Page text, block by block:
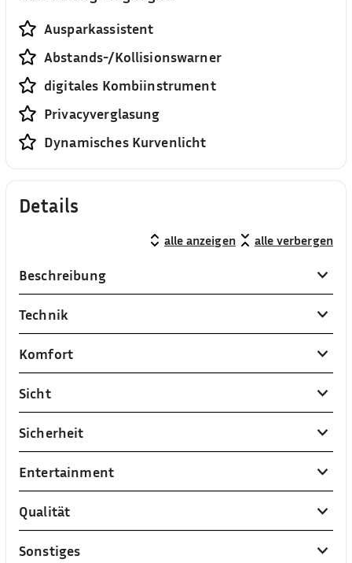
Ausparkassistent
Abstands-/Kollisionswarner
digitales Kombiinstrument
Privacyverglasung
Dynamisches Kurvenlicht
Details
alle anzeigen alle verbergen
Beschreibung
Technik
Komfort
Sicht
Sicherheit
Entertainment
Qualität
Sonstiges